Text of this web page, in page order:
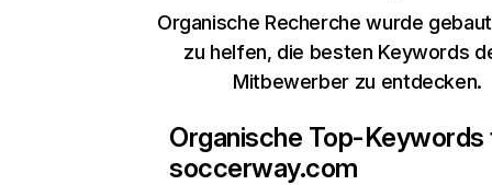
Organische Recherche wurde
zu helfen, die besten Keywords
Mitbewerber zu entdecken.
Organische Top-Keywords
soccerway.com